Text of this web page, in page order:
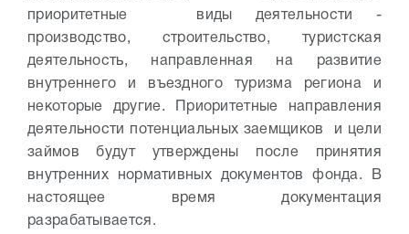
приоритетные виды деятельности -
производство, строительство, туристская
деятельность, направленная на развитие
внутреннего и въездного туризма региона и
некоторые другие. Приоритетные направления
деятельности потенциальных заемщиков и цели
займов будут утверждены после принятия
внутренних нормативных документов фонда. В
настоящее время документация
разрабатывается.